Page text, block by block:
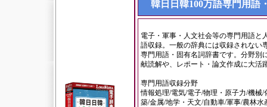
韓日日韓100万語専門用語
電子・軍事・人文社会等の専門用語と
語収録。一般の辞典には収録されない
専門用語・固有名詞辞書です。分野別
献読解や、レポート・論文作成に大活
専門用語収録分野
情報処理/電気/電子/物理・原子力/機械
築/金属/地学・天文/自動車/軍事/農林